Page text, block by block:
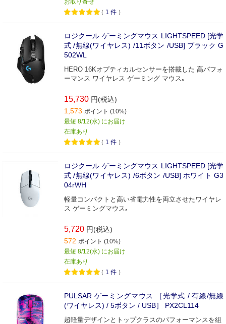
お取り寄せ
（ 1 件 ）
ロジクール ゲーミングマウス LIGHTSPEED [光学
式 /無線(ワイヤレス) /11ボタン /USB] ブラック G
502WL
HERO 16Kオプティカルセンサーを搭載した 高パフォ
ーマンス ワイヤレス ゲーミング マウス｡
15,730 円(税込)
1,573 ポイント (10%)
最短 8/12(水) にお届け
在庫あり
（ 1 件 ）
ロジクール ゲーミングマウス LIGHTSPEED [光学
式 /無線(ワイヤレス) /6ボタン /USB] ホワイト G3
04rWH
軽量コンパクトと高い省電力性を両立させたワイヤレ
ス ゲーミングマウス｡
5,720 円(税込)
572 ポイント (10%)
最短 8/12(水) にお届け
在庫あり
（ 1 件 ）
PULSAR ゲーミングマウス ［光学式 / 有線/無線
(ワイヤレス) / 5ボタン / USB］ PX2CL114
超軽量デザインとトップクラスのパフォーマンスを組